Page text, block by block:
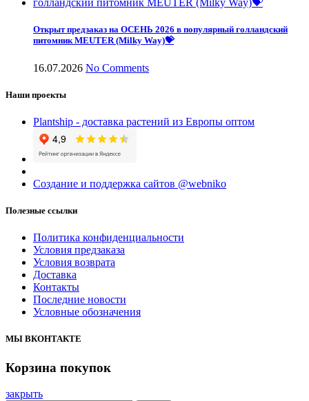
Открыт предзаказ на ОСЕНЬ 2026 в популярный голландский
питомник MEUTER (Milky Way)💝
16.07.2026 No Comments
Наши проекты
Plantship - доставка растений из Европы оптом
Создание и поддержка сайтов @webniko
Полезные ссылки
Политика конфиденциальности
Условия предзаказа
Условия возврата
Доставка
Контакты
Последние новости
Условные обозначения
МЫ ВКОНТАКТЕ
Корзина покупок
закрыть